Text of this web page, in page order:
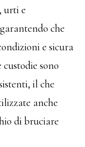
urti e
che
e sicura
sono
il che
anche
di bruciare